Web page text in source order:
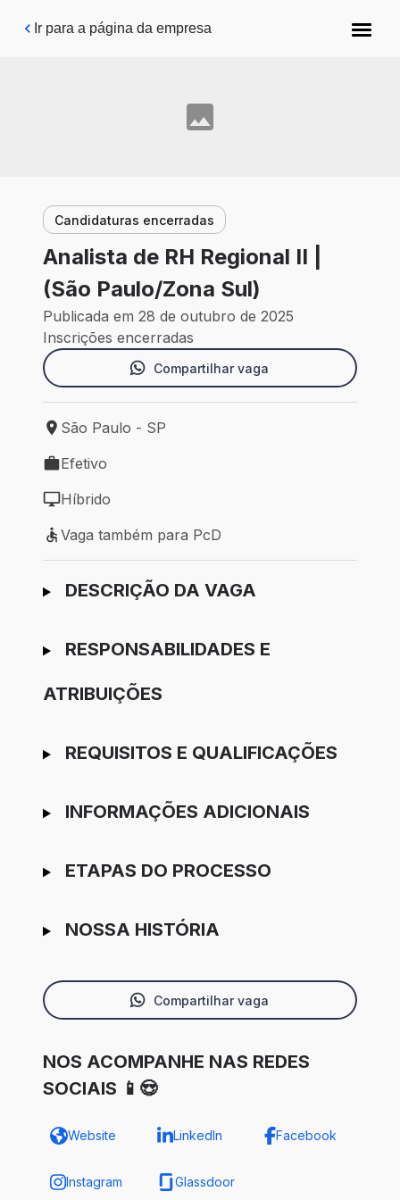
Pular para o conteúdo principal
Ir para a página da empresa
Candidaturas encerradas
Analista de RH Regional II |
(São Paulo/Zona Sul)
Publicada em 28 de outubro de 2025
Inscrições encerradas
Compartilhar vaga
Local de trabalho: São Paulo - SP
São Paulo - SP
Tipo de vaga: Efetivo
Efetivo
Modelo de trabalho: Híbrido
Híbrido
Vaga também para PcD
Vaga também para PcD
Ir para candidatura
DESCRIÇÃO DA VAGA
RESPONSABILIDADES E
ATRIBUIÇÕES
REQUISITOS E QUALIFICAÇÕES
INFORMAÇÕES ADICIONAIS
ETAPAS DO PROCESSO
NOSSA HISTÓRIA
Compartilhar vaga
NOS ACOMPANHE NAS REDES
SOCIAIS 📱😍
Website LinkedIn Facebook
Instagram Glassdoor